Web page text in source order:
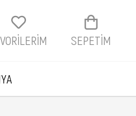
SEPETIM